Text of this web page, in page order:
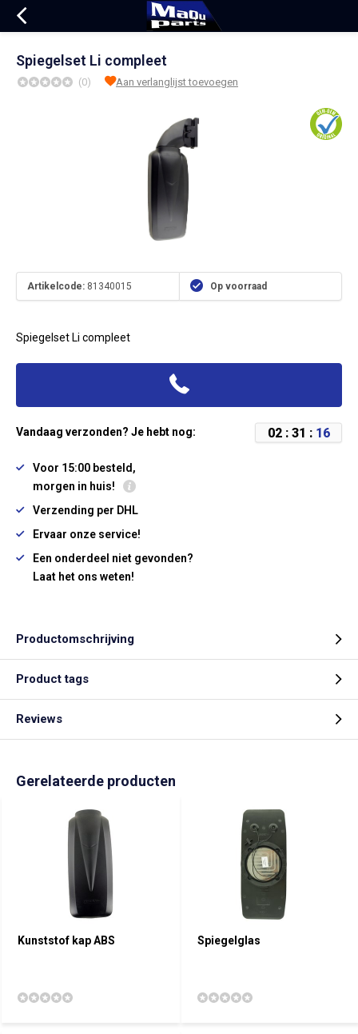
Spiegelset Li compleet
(0) Aan verlanglijst toevoegen
Artikelcode: 81340015 Op voorraad
Spiegelset Li compleet
Vandaag verzonden? Je hebt nog: 02: 31 : 16
Voor 15:00 besteld,
morgen in huis!
Verzending per DHL
Ervaar onze service!
Een onderdeel niet gevonden?
Laat het ons weten!
Productomschrijving
Product tags
Reviews
Gerelateerde producten
Kunststof kap ABS Spiegelglas